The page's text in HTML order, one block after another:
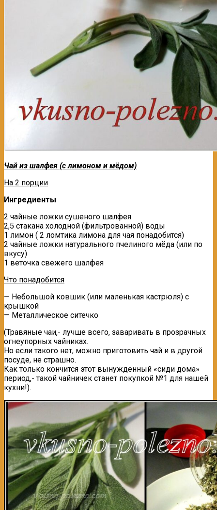
Чай из шалфея (с лимоном и мёдом)
На 2 порции
Ингредиенты
2 чайные ложки сушеного шалфея
2,5 стакана холодной (фильтрованной) воды
1 лимон ( 2 ломтика лимона для чая понадобится)
2 чайные ложки натурального пчелиного мёда (или по
вкусу)
1 веточка свежего шалфея
Что понадобится
— Небольшой ковшик (или маленькая кастрюля) с
крышкой
— Металлическое ситечко
(Травяные чаи,- лучше всего, заваривать в прозрачных
огнеупорных чайниках.
Но если такого нет, можно приготовить чай и в другой
посуде, не страшно.
Как только кончится этот вынужденный «сиди дома»
период,- такой чайничек станет покупкой №1 для нашей
кухни!).